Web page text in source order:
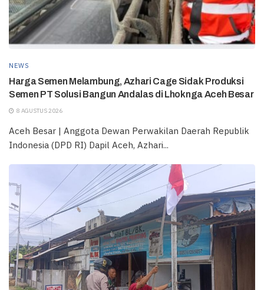
NEWS
Harga Semen Melambung, Azhari Cage Sidak Produksi
Semen PT Solusi Bangun Andalas di Lhoknga Aceh Besar
8 AGUSTUS 2026
Aceh Besar | Anggota Dewan Perwakilan Daerah Republik
Indonesia (DPD RI) Dapil Aceh, Azhari...